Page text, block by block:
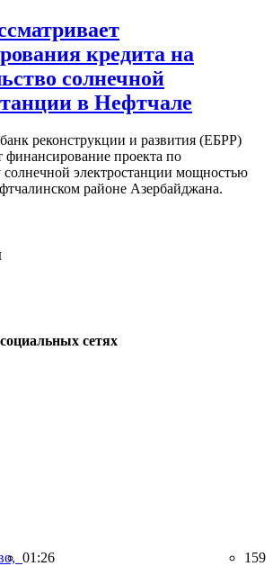
кредита на
солнечной
в Нефтчале
реконструкции и развития (ЕБРР)
финансирование проекта по
солнечной электростанции мощностью
районе Азербайджана.
сетях
01:26 159